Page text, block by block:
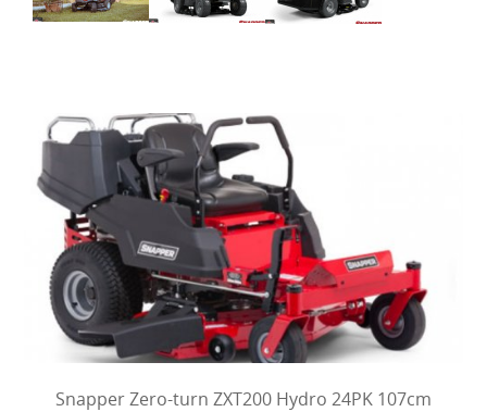
Snapper Zero-turn ZXT200 Hydro 24PK 107cm